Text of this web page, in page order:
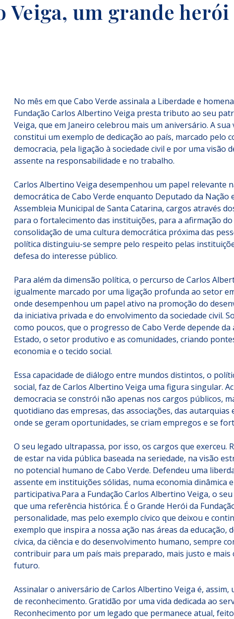
um grande herói
No mês em que Cabo Verde assinala a Liberdade e
Fundação Carlos Albertino Veiga presta tributo ao seu
Veiga, que em Janeiro celebrou mais um aniversário. A sua
constitui um exemplo de dedicação ao país, marcado pelo
democracia, pela ligação à sociedade civil e por uma visão
assente na responsabilidade e no trabalho.
Carlos Albertino Veiga desempenhou um papel relevante
democrática de Cabo Verde enquanto Deputado da Nação
Assembleia Municipal de Santa Catarina, cargos através
para o fortalecimento das instituições, para a afirmação
consolidação de uma cultura democrática próxima das
política distinguiu-se sempre pelo respeito pelas
defesa do interesse público.
Para além da dimensão política, o percurso de Carlos
igualmente marcado por uma ligação profunda ao setor
onde desempenhou um papel ativo na promoção do
da iniciativa privada e do envolvimento da sociedade civil.
como poucos, que o progresso de Cabo Verde depende
Estado, o setor produtivo e as comunidades, criando
economia e o tecido social.
Essa capacidade de diálogo entre mundos distintos, o
social, faz de Carlos Albertino Veiga uma figura singular.
democracia se constrói não apenas nos cargos públicos,
quotidiano das empresas, das associações, das autarquias
onde se geram oportunidades, se criam empregos e se
O seu legado ultrapassa, por isso, os cargos que exerceu.
de estar na vida pública baseada na seriedade, na visão
no potencial humano de Cabo Verde. Defendeu uma
assente em instituições sólidas, numa economia dinâmica
participativa.Para a Fundação Carlos Albertino Veiga, o
que uma referência histórica. É o Grande Herói da
personalidade, mas pelo exemplo cívico que deixou e
exemplo que inspira a nossa ação nas áreas da educação,
cívica, da ciência e do desenvolvimento humano, sempre
contribuir para um país mais preparado, mais justo e mais
futuro.
Assinalar o aniversário de Carlos Albertino Veiga é, assim,
de reconhecimento. Gratidão por uma vida dedicada ao
Reconhecimento por um legado que permanece atual,